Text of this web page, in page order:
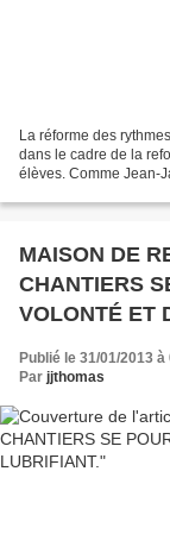
La réforme des
dans le cadre de la
élèves. Comme Jean-
MAISON DE
CHANTIERS
VOLONTÉ ET
Publié le 31/01/2013 à
Par jjthomas